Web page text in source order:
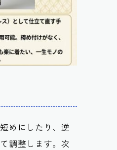
めにしたり、逆
調整します。次